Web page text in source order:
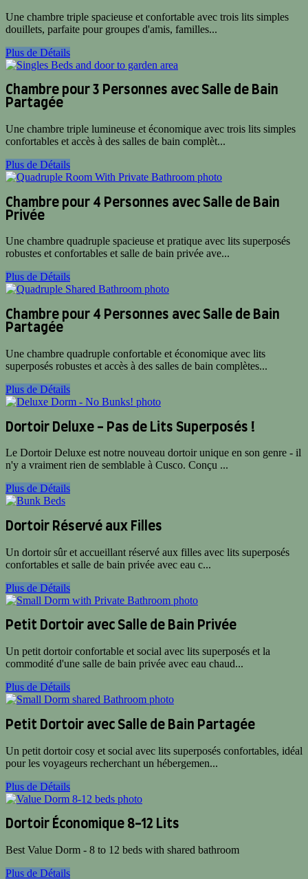
Une chambre triple spacieuse et confortable avec trois lits simples
douillets, parfaite pour groupes d'amis, familles...
Plus de Détails
Chambre pour 3 Personnes avec Salle de Bain
Partagée
Une chambre triple lumineuse et économique avec trois lits simples
confortables et accès à des salles de bain complèt...
Plus de Détails
Chambre pour 4 Personnes avec Salle de Bain
Privée
Une chambre quadruple spacieuse et pratique avec lits superposés
robustes et confortables et salle de bain privée ave...
Plus de Détails
Chambre pour 4 Personnes avec Salle de Bain
Partagée
Une chambre quadruple confortable et économique avec lits
superposés robustes et accès à des salles de bain complètes...
Plus de Détails
Dortoir Deluxe - Pas de Lits Superposés !
Le Dortoir Deluxe est notre nouveau dortoir unique en son genre - il
n'y a vraiment rien de semblable à Cusco. Conçu ...
Plus de Détails
Dortoir Réservé aux Filles
Un dortoir sûr et accueillant réservé aux filles avec lits superposés
confortables et salle de bain privée avec eau c...
Plus de Détails
Petit Dortoir avec Salle de Bain Privée
Un petit dortoir confortable et social avec lits superposés et la
commodité d'une salle de bain privée avec eau chaud...
Plus de Détails
Petit Dortoir avec Salle de Bain Partagée
Un petit dortoir cosy et social avec lits superposés confortables, idéal
pour les voyageurs recherchant un hébergemen...
Plus de Détails
Dortoir Économique 8-12 Lits
Best Value Dorm - 8 to 12 beds with shared bathroom
Plus de Détails